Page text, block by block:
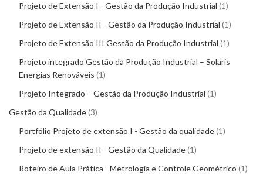
Projeto de Extensão I - Gestão da Produção Industrial 1
Projeto de Extensão II - Gestão da Produção Industrial 1
Projeto de Extensão III Gestão da Produção Industrial 1
Projeto integrado Gestão da Produção Industrial – Solaris
Energias Renováveis 1
Projeto Integrado – Gestão da Produção Industrial 1
Gestão da Qualidade 3
Portfólio Projeto de extensão I - Gestão da qualidade 1
Projeto de extensão II - Gestão da Qualidade 1
Roteiro de Aula Prática - Metrologia e Controle Geométrico 1